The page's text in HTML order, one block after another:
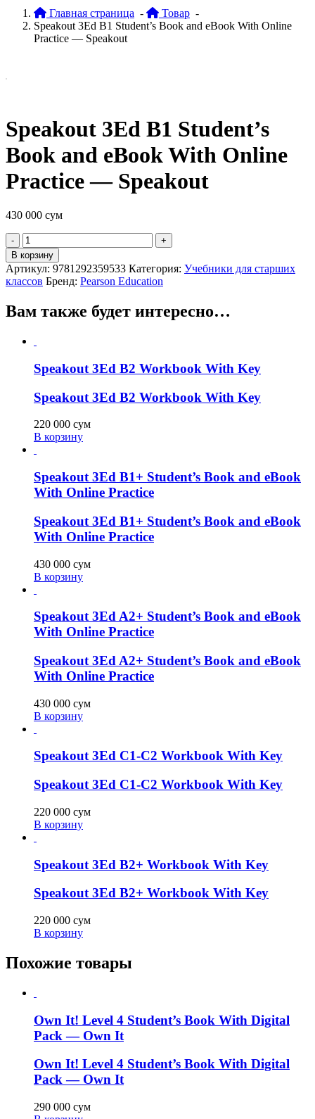
Главная страница - Товар -
Speakout 3Ed B1 Student’s Book and eBook With Online
Practice — Speakout
Speakout 3Ed B1 Student’s
Book and eBook With Online
Practice — Speakout
430 000 сум
Quantity
В корзину
Артикул: 9781292359533 Категория: Учебники для старших
классов Бренд: Pearson Education
Вам также будет интересно…
Speakout 3Ed B2 Workbook With Key
Speakout 3Ed B2 Workbook With Key
220 000 сум
В корзину
Speakout 3Ed B1+ Student’s Book and eBook
With Online Practice
Speakout 3Ed B1+ Student’s Book and eBook
With Online Practice
430 000 сум
В корзину
Speakout 3Ed A2+ Student’s Book and eBook
With Online Practice
Speakout 3Ed A2+ Student’s Book and eBook
With Online Practice
430 000 сум
В корзину
Speakout 3Ed C1-C2 Workbook With Key
Speakout 3Ed C1-C2 Workbook With Key
220 000 сум
В корзину
Speakout 3Ed B2+ Workbook With Key
Speakout 3Ed B2+ Workbook With Key
220 000 сум
В корзину
Похожие товары
Own It! Level 4 Student’s Book With Digital
Pack — Own It
Own It! Level 4 Student’s Book With Digital
Pack — Own It
290 000 сум